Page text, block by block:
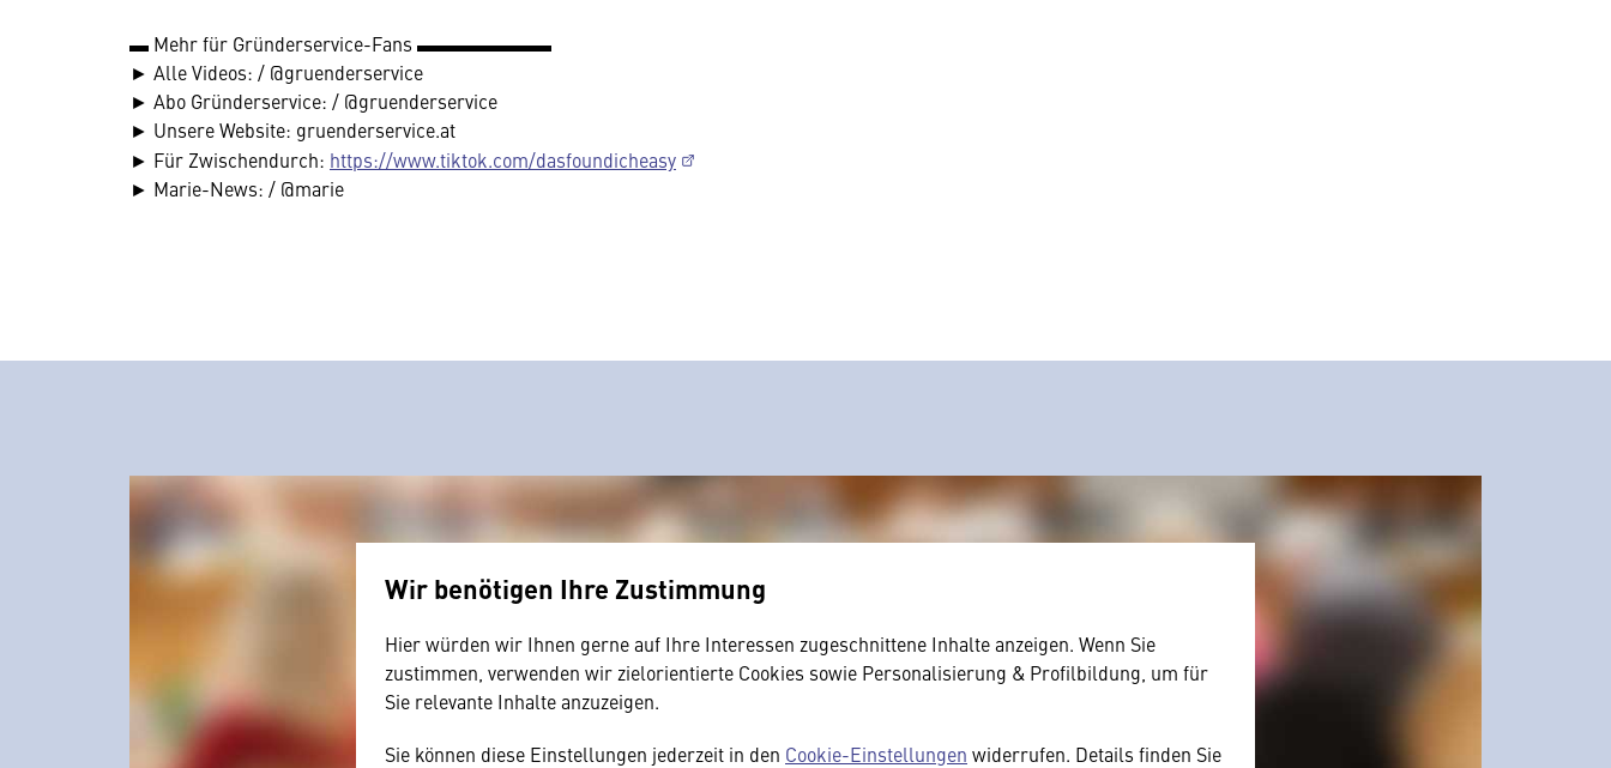
▬ Mehr für Gründerservice-Fans ▬▬▬▬▬▬▬
► Alle Videos: / @gruenderservice
► Abo Gründerservice: / @gruenderservice
► Unsere Website: gruenderservice.at
► Für Zwischendurch: https://www.tiktok.com/dasfoundicheasy
► Marie-News: / @marie
Wir benötigen Ihre Zustimmung
Hier würden wir Ihnen gerne auf Ihre Interessen zugeschnittene Inhalte anzeigen. Wenn Sie
zustimmen, verwenden wir zielorientierte Cookies sowie Personalisierung & Profilbildung, um für
Sie relevante Inhalte anzuzeigen.
Sie können diese Einstellungen jederzeit in den Cookie-Einstellungen widerrufen. Details finden Sie